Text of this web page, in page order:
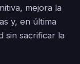
mejora la
y, en última
sin sacrificar la